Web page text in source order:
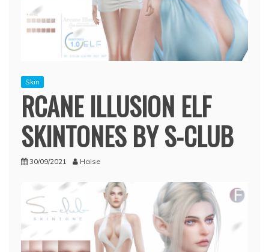
Skin
RCANE ILLUSION ELF
SKINTONES BY S-CLUB
30/09/2021 Haise